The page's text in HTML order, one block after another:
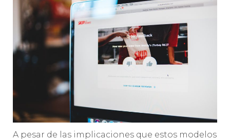
A pesar de las implicaciones que estos modelos